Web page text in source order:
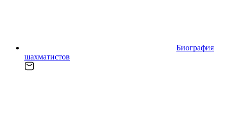
Биография
шахматистов